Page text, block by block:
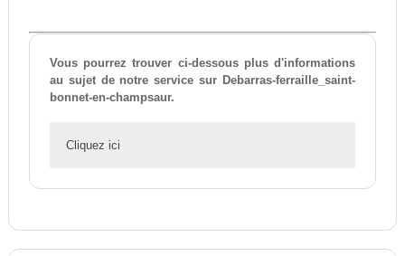
Vous pourrez trouver ci-dessous plus d'informations
au sujet de notre service sur Debarras-ferraille_saint-
bonnet-en-champsaur.
Cliquez ici